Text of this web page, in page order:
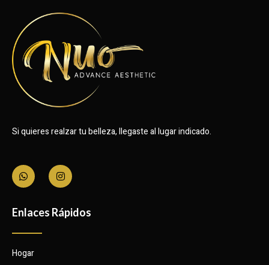
Si quieres realzar tu belleza, llegaste al lugar indicado.
Enlaces Rápidos
Hogar